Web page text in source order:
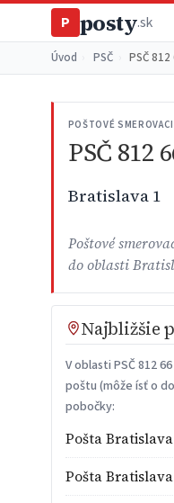
P posty.sk
Úvod PSČ PSČ 812
POŠTOVÉ
PSČ 812
Bratislava 1
Poštové
do oblasti
Najbližšie
V oblasti PSČ 812
poštu (môže ísť o
pobočky:
Pošta Bratislava
Pošta